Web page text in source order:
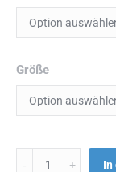
Größe
Menge In